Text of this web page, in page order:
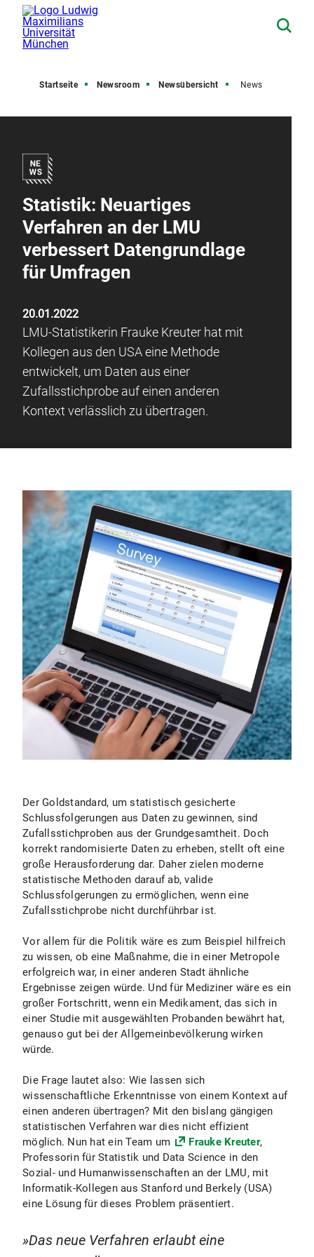
Startseite Newsroom Newsübersicht News
Statistik: Neuartiges
Verfahren an der LMU
verbessert Datengrundlage
für Umfragen
20.01.2022
LMU-Statistikerin Frauke Kreuter hat mit
Kollegen aus den USA eine Methode
entwickelt, um Daten aus einer
Zufallsstichprobe auf einen anderen
Kontext verlässlich zu übertragen.
Der Goldstandard, um statistisch gesicherte
Schlussfolgerungen aus Daten zu gewinnen, sind
Zufallsstichproben aus der Grundgesamtheit. Doch
korrekt randomisierte Daten zu erheben, stellt oft eine
große Herausforderung dar. Daher zielen moderne
statistische Methoden darauf ab, valide
Schlussfolgerungen zu ermöglichen, wenn eine
Zufallsstichprobe nicht durchführbar ist.
Vor allem für die Politik wäre es zum Beispiel hilfreich
zu wissen, ob eine Maßnahme, die in einer Metropole
erfolgreich war, in einer anderen Stadt ähnliche
Ergebnisse zeigen würde. Und für Mediziner wäre es ein
großer Fortschritt, wenn ein Medikament, das sich in
einer Studie mit ausgewählten Probanden bewährt hat,
genauso gut bei der Allgemeinbevölkerung wirken
würde.
Die Frage lautet also: Wie lassen sich
wissenschaftliche Erkenntnisse von einem Kontext auf
einen anderen übertragen? Mit den bislang gängigen
statistischen Verfahren war dies nicht effizient
möglich. Nun hat ein Team um
Frauke Kreuter,
Professorin für Statistik und Data Science in den
Sozial- und Humanwissenschaften an der LMU, mit
Informatik-Kollegen aus Stanford und Berkely (USA)
eine Lösung für dieses Problem präsentiert.
Das neue Verfahren erlaubt eine